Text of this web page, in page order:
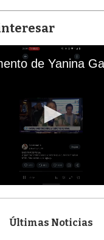
Últimas Noticias